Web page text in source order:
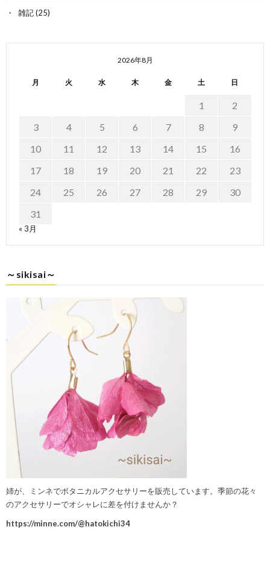
雑記(25)
2026年8月
月 火 水 木 金 土 日
1
2
3
4 5 6 7 8
9
10
11 12 13 14 15
16
17
18 19 20 21 22
23
24
25 26 27 28 29
30
31
« 3月
～sikisai～
姉が、ミンネでボタニカルアクセサリーを販売しています。季節の花々
のアクセサリーでオシャレに差を付けませんか？
https://minne.com/@hatokichi34